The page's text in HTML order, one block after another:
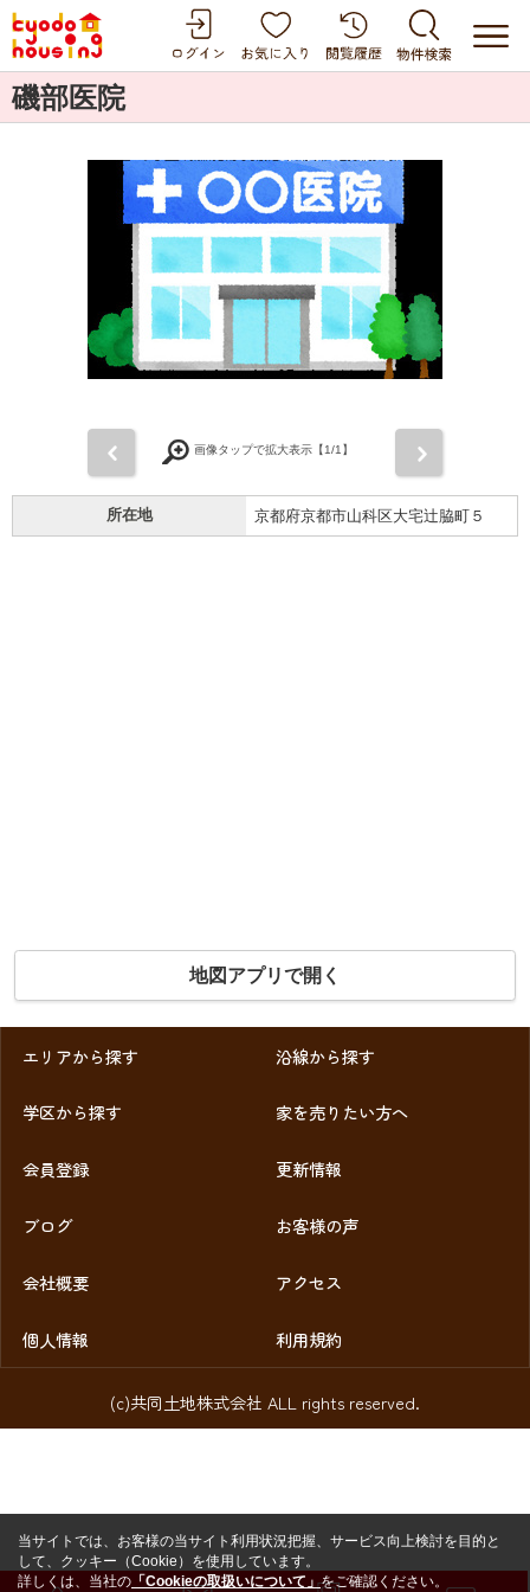
磯部医院
画像タップで拡大表示【1/1】
所在地 京都府京都市山科区大宅辻脇町５
地図アプリで開く
エリアから探す 沿線から探す
学区から探す 家を売りたい方へ
会員登録 更新情報
ブログ お客様の声
会社概要 アクセス
個人情報 利用規約
(c)共同土地株式会社 ALL rights reserved.
当サイトでは、お客様の当サイト利用状況把握、サービス向上検討を目的と
して、クッキー（Cookie）を使用しています。
詳しくは、当社の 「Cookieの取扱いについて」をご確認ください。